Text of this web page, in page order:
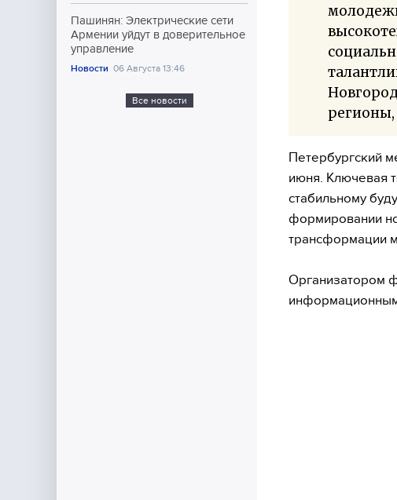
Пашинян: Электрические сети
Армении уйдут в доверительное
управление
Новости 06 Августа 13:46
Все новости
Петербургский
июня. Ключевая
стабильному
формировании
трансформации
Организатором